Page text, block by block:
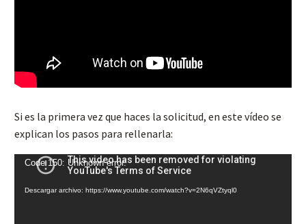
de
vídeo
Si es la primera vez que haces la solicitud, en este vídeo se
explican los pasos para rellenarla:
Code 150: Unknown error.
Descargar archivo: https://www.youtube.com/watch?v=2N6qVZtyql0